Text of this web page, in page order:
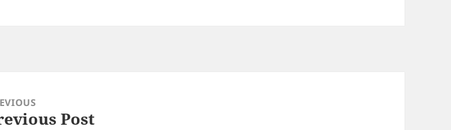
Post